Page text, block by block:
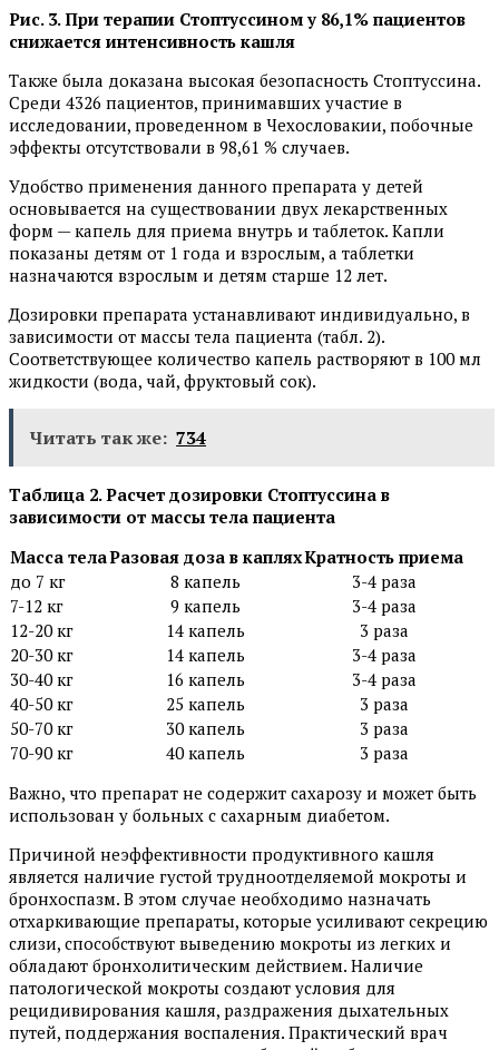
Рис. 3. При терапии Стоптуссином у 86,1% пациентов
снижается интенсивность кашля
Также была доказана высокая безопасность Стоптуссина.
Среди 4326 пациентов, принимавших участие в
исследовании, проведенном в Чехословакии, побочные
эффекты отсутствовали в 98,61 % случаев.
Удобство применения данного препарата у детей
основывается на существовании двух лекарственных
форм — капель для приема внутрь и таблеток. Капли
показаны детям от 1 года и взрослым, а таблетки
назначаются взрослым и детям старше 12 лет.
Дозировки препарата устанавливают индивидуально, в
зависимости от массы тела пациента (табл. 2).
Соответствующее количество капель растворяют в 100 мл
жидкости (вода, чай, фруктовый сок).
Читать так же: 734
Таблица 2. Расчет дозировки Стоптуссина в
зависимости от массы тела пациента
Масса телаРазовая доза в капляхКратность приема
до 7 кг
8 капель
3-4 раза
7-12 кг
9 капель
3-4 раза
12-20 кг
14 капель
3 раза
20-30 кг
14 капель
3-4 раза
30-40 кг
16 капель
3-4 раза
40-50 кг
25 капель
3 раза
50-70 кг
30 капель
3 раза
70-90 кг
40 капель
3 раза
Важно, что препарат не содержит сахарозу и может быть
использован у больных с сахарным диабетом.
Причиной неэффективности продуктивного кашля
является наличие густой трудноотделяемой мокроты и
бронхоспазм. В этом случае необходимо назначать
отхаркивающие препараты, которые усиливают секрецию
слизи, способствуют выведению мокроты из легких и
обладают бронхолитическим действием. Наличие
патологической мокроты создают условия для
рецидивирования кашля, раздражения дыхательных
путей, поддержания воспаления. Практический врач